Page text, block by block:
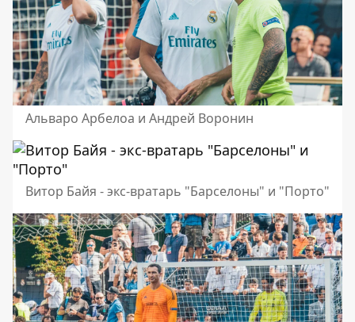
Альваро Арбелоа и Андрей Воронин
Витор Байя - экс-вратарь "Барселоны" и "Порто"